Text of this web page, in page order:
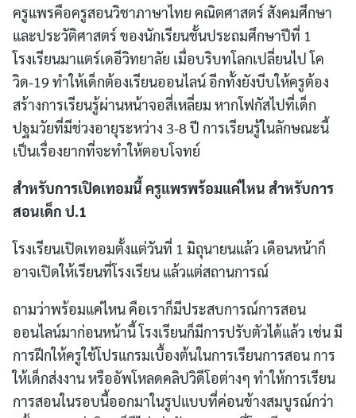
ครูแพรคือครูสอนวิชาภาษาไทย คณิตศาสตร์ สังคมศึกษา
และประวัติศาสตร์ ของนักเรียนชั้นประถมศึกษาปีที่ 1
โรงเรียนมาแตร์เดอีวิทยาลัย เมื่อบริบทโลกเปลี่ยนไป โค
วิด-19 ทำให้เด็กต้องเรียนออนไลน์ อีกทั้งยังบีบให้ครูต้อง
สร้างการเรียนรู้ผ่านหน้าจอสี่เหลี่ยม หากโฟกัสไปที่เด็ก
ปฐมวัยที่มีช่วงอายุระหว่าง 3-8 ปี การเรียนรู้ในลักษณะนี้
เป็นเรื่องยากที่จะทำให้ตอบโจทย์
สำหรับการเปิดเทอมนี้ ครูแพรพร้อมแค่ไหน สำหรับการ
สอนเด็ก ป.1
โรงเรียนเปิดเทอมตั้งแต่วันที่ 1 มิถุนายนแล้ว เดือนหน้าก็
อาจเปิดให้เรียนที่โรงเรียน แล้วแต่สถานการณ์
ถามว่าพร้อมแค่ไหน คือเราก็มีประสบการณ์การสอน
ออนไลน์มาก่อนหน้านี้ โรงเรียนก็มีการปรับตัวได้แล้ว เช่น มี
การฝึกให้ครูใช้โปรแกรมเบื้องต้นในการเรียนการสอน การ
ให้เด็กส่งงาน หรืออัพโหลดคลิปวิดีโอต่างๆ ทำให้การเรียน
การสอนในรอบนี้ออกมาในรูปแบบที่ค่อนข้างสมบูรณ์กว่า